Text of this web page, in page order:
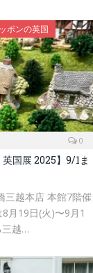
ポンの英国
0
国展 2025】9/1ま
三越本店 本館7階催
月19日(火)〜9月1
三越…